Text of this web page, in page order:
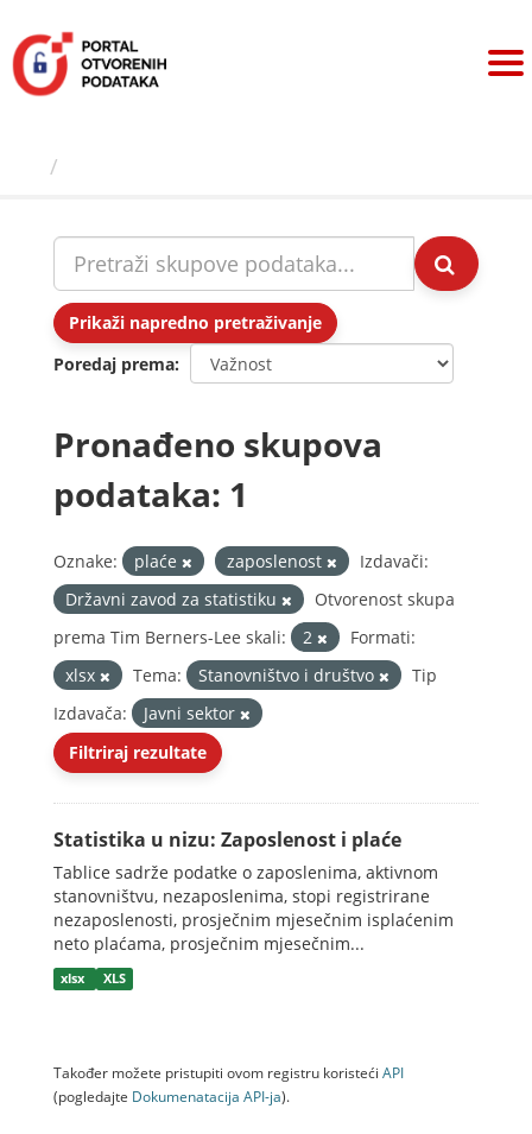
sadržaj
Prikaži napredno pretraživanje
Poredaj prema
Pronađeno skupova
podataka: 1
Oznake: plaće zaposlenost
Izdavači:
Državni zavod za statistiku
Otvorenost skupa
prema Tim Berners-Lee skali:
2
Formati:
xlsx
Tema: Stanovništvo i društvo
Tip
Izdavača:
Javni sektor
Filtriraj rezultate
Statistika u nizu: Zaposlenost i plaće
Tablice sadrže podatke o zaposlenima, aktivnom
stanovništvu, nezaposlenima, stopi registrirane
nezaposlenosti, prosječnim mjesečnim isplaćenim
neto plaćama, prosječnim mjesečnim...
xlsx XLS
Također možete pristupiti ovom registru koristeći API
(pogledajte Dokumenаtаcijа API-jа).